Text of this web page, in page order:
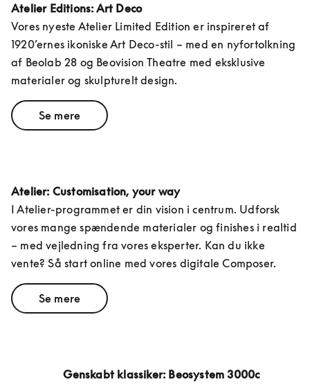
Atelier Editions: Art Deco
Vores nyeste Atelier Limited Edition er inspireret af
1920’ernes ikoniske Art Deco-stil – med en nyfortolkning
af Beolab 28 og Beovision Theatre med eksklusive
materialer og skulpturelt design.
Se mere
Atelier: Customisation, your way
I Atelier-programmet er din vision i centrum. Udforsk
vores mange spændende materialer og finishes i realtid
– med vejledning fra vores eksperter. Kan du ikke
vente? Så start online med vores digitale Composer.
Se mere
Genskabt klassiker: Beosystem 3000c